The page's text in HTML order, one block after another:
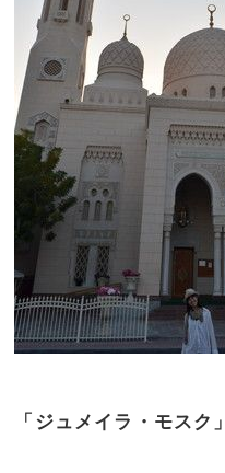
「ジュメイラ・モスク」